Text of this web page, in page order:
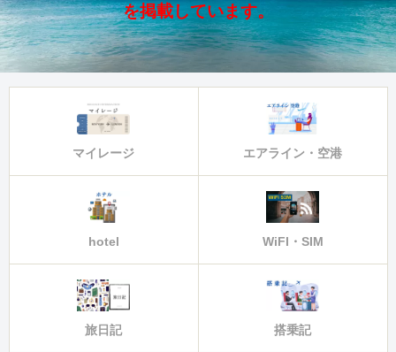
を掲載しています。
マイレージ エアライン・空港
hotel WiFI・SIM
旅日記 搭乗記